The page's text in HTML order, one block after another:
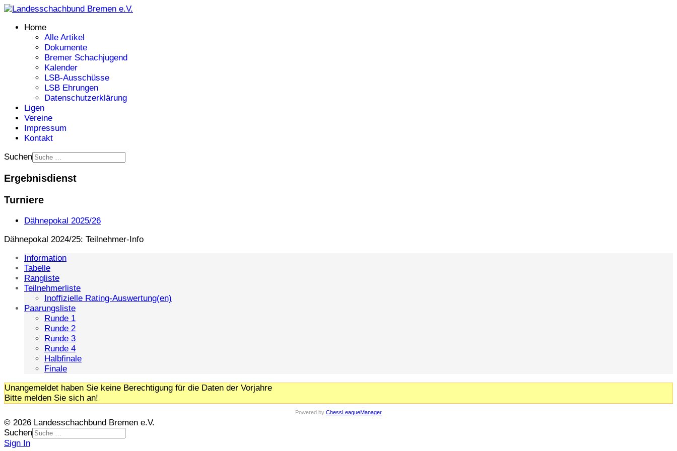
Home
Alle Artikel
Dokumente
Bremer Schachjugend
Kalender
LSB-Ausschüsse
LSB Ehrungen
Datenschutzerklärung
Ligen
Vereine
Impressum
Kontakt
Suchen
Ergebnisdienst
Turniere
Dähnepokal 2025/26
Dähnepokal 2024/25: Teilnehmer-Info
Information
Tabelle
Rangliste
Teilnehmerliste
Inoffizielle Rating-Auswertung(en)
Paarungsliste
Runde 1
Runde 2
Runde 3
Runde 4
Halbfinale
Finale
Unangemeldet haben Sie keine Berechtigung für die Daten der Vorjahre
Bitte melden Sie sich an!
Powered by ChessLeagueManager
© 2026 Landesschachbund Bremen e.V.
Suchen
Sign In